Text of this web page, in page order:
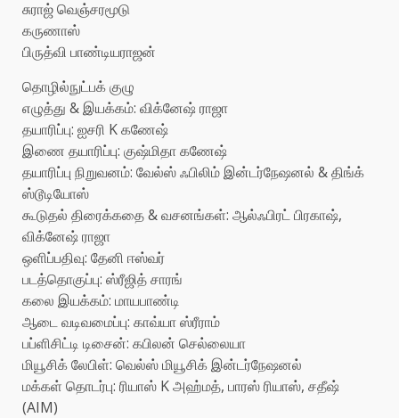
சுராஜ் வெஞ்சரமூடு
கருணாஸ்
பிருத்வி பாண்டியராஜன்
தொழில்நுட்பக் குழு
எழுத்து & இயக்கம்: விக்னேஷ் ராஜா
தயாரிப்பு: ஐசரி K கணேஷ்
இணை தயாரிப்பு: குஷ்மிதா கணேஷ்
தயாரிப்பு நிறுவனம்: வேல்ஸ் ஃபிலிம் இன்டர்நேஷனல் & திங்க்
ஸ்டூடியோஸ்
கூடுதல் திரைக்கதை & வசனங்கள்: ஆல்ஃபிரட் பிரகாஷ்,
விக்னேஷ் ராஜா
ஒளிப்பதிவு: தேனி ஈஸ்வர்
படத்தொகுப்பு: ஸ்ரீஜித் சாரங்
கலை இயக்கம்: மாயபாண்டி
ஆடை வடிவமைப்பு: காவ்யா ஸ்ரீராம்
பப்ளிசிட்டி டிசைன்: கபிலன் செல்லையா
மியூசிக் லேபிள்: வெல்ஸ் மியூசிக் இன்டர்நேஷனல்
மக்கள் தொடர்பு: ரியாஸ் K அஹ்மத், பாரஸ் ரியாஸ், சதீஷ்
(AIM)